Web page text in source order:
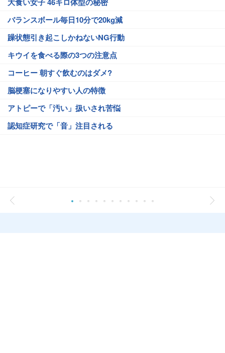
バランスボール毎日10分で20kg減
躁状態引き起こしかねないNG行動
キウイを食べる際の3つの注意点
コーヒー 朝すぐ飲むのはダメ?
脳梗塞になりやすい人の特徴
アトピーで「汚い」扱いされ苦悩
認知症研究で「音」注目される